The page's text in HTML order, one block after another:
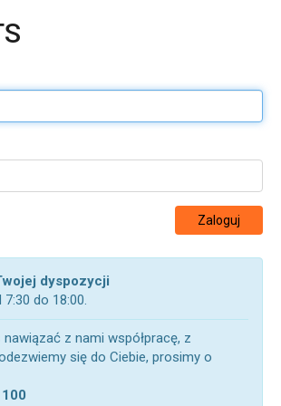
Zaloguj
dyspozycji
do 18:00.
nawiązać z nami współpracę, z
się do Ciebie, prosimy o